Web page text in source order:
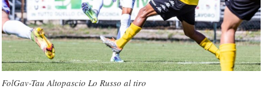
FolGav-Tau Altopascio Lo Russo al tiro